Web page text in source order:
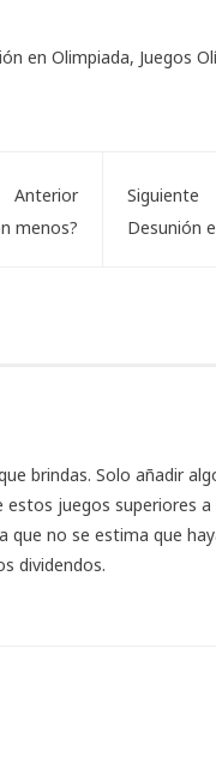
en Olimpiada, Juegos
Anterior
menos?
Siguiente
Desunión
brindas. Solo añadir
juegos superiores
que no se estima que
dividendos.